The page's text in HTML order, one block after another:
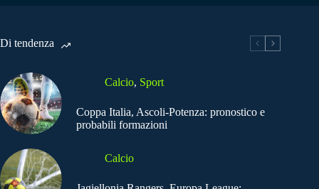
Di tendenza
Calcio, Sport
Coppa Italia, Ascoli-Potenza: pronostico e
probabili formazioni
Calcio